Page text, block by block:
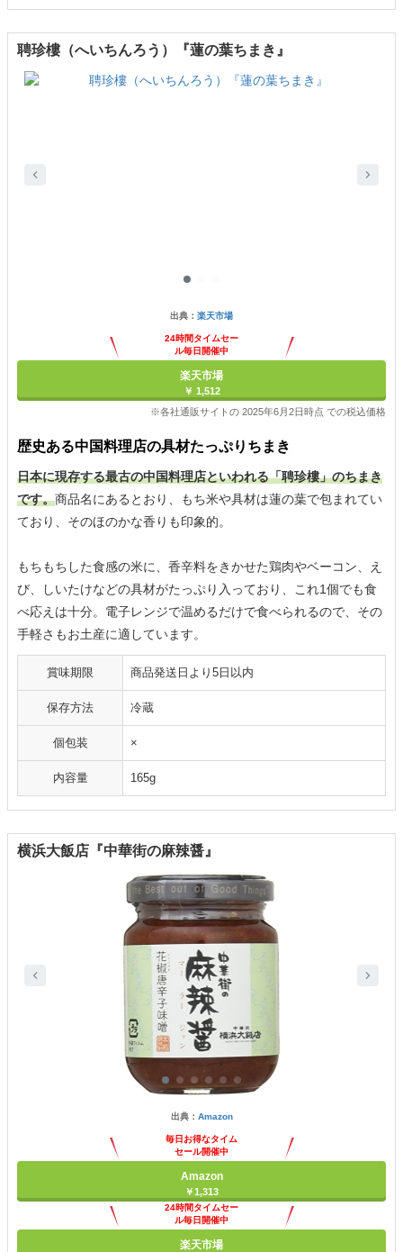
聘珍樓（へいちんろう）『蓮の葉ちまき』
出典： 楽天市場
24時間タイムセー
ル毎日開催中
楽天市場
￥ 1,512
※各社通販サイトの 2025年6月2日時点 での税込価格
歴史ある中国料理店の具材たっぷりちまき
日本に現存する最古の中国料理店といわれる「聘珍樓」のちまき
です。商品名にあるとおり、もち米や具材は蓮の葉で包まれてい
ており、そのほのかな香りも印象的。
もちもちした食感の米に、香辛料をきかせた鶏肉やベーコン、え
び、しいたけなどの具材がたっぷり入っており、これ1個でも食
べ応えは十分。電子レンジで温めるだけで食べられるので、その
手軽さもお土産に適しています。
賞味期限 商品発送日より5日以内
保存方法 冷蔵
個包装 ×
内容量 165g
横浜大飯店『中華街の麻辣醤』
出典： Amazon
毎日お得なタイム
セール開催中
Amazon
￥1,313
24時間タイムセー
ル毎日開催中
楽天市場